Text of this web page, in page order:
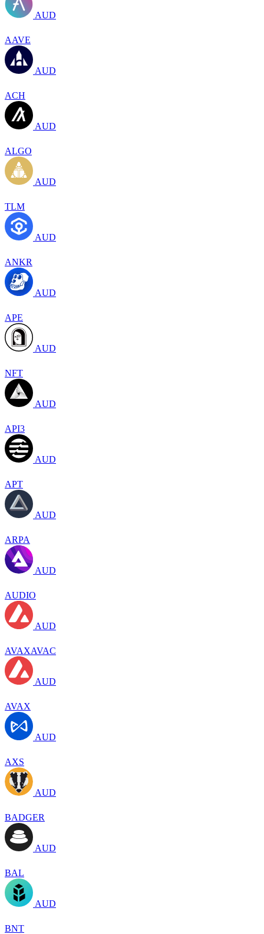
AUD
AAVE
AUD
ACH
AUD
ALGO
AUD
TLM
AUD
ANKR
AUD
APE
AUD
NFT
AUD
API3
AUD
APT
AUD
ARPA
AUD
AUDIO
AUD
AVAXAVAC
AUD
AVAX
AUD
AXS
AUD
BADGER
AUD
BAL
AUD
BNT